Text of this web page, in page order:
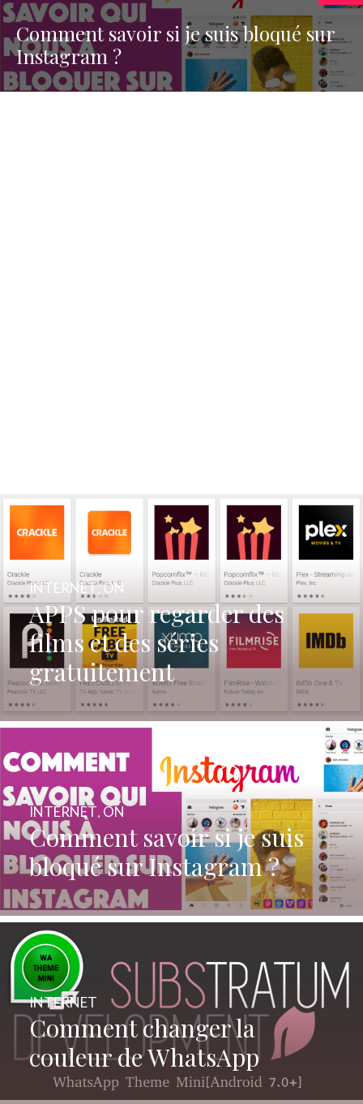
Comment savoir si je suis bloqué sur
Instagram ?
APPS pour regarder des
films et des séries
gratuitement
INTERNET,ON
Comment savoir si je suis
bloqué sur Instagram ?
INTERNET, ON
Comment changer la
couleur de WhatsApp
INTERNET